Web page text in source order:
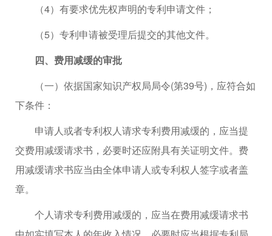
（4）有要求优先权声明的专利申请文件；
（5）专利申请被受理后提交的其他文件。
四、费用减缓的审批
（一）依据国家知识产权局局令(第39号)，应符合如
下条件：
申请人或者专利权人请求专利费用减缓的，应当提
交费用减缓请求书，必要时还应附具有关证明文件。费
用减缓请求书应当由全体申请人或专利权人签字或者盖
章。
个人请求专利费用减缓的，应当在费用减缓请求书